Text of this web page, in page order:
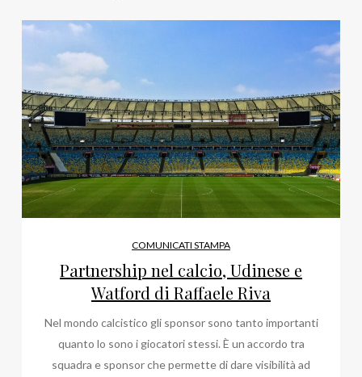
COMUNICATI STAMPA
Partnership nel calcio, Udinese e
Watford di Raffaele Riva
Nel mondo calcistico gli sponsor sono tanto importanti
quanto lo sono i giocatori stessi. È un accordo tra
squadra e sponsor che permette di dare visibilità ad